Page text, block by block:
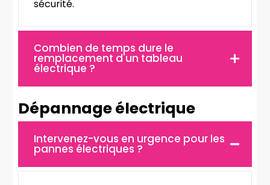
sécurité.
Combien de temps dure le
remplacement d'un tableau
électrique ?
Dépannage électrique
Intervenez-vous en urgence pour les
pannes électriques ?